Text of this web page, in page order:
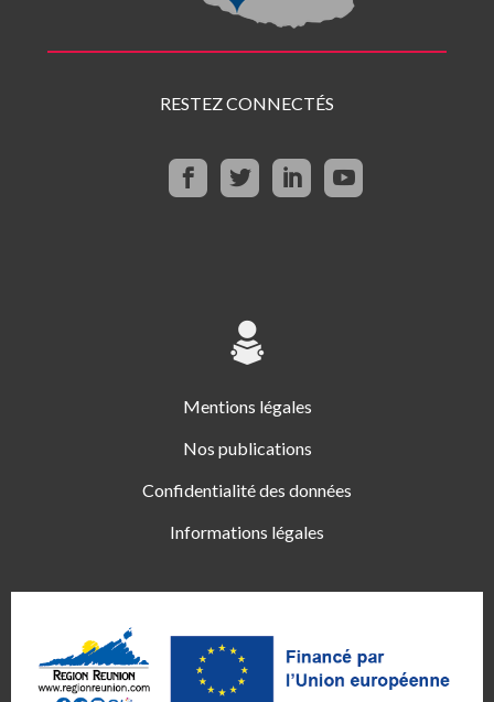
RESTEZ CONNECTÉS
Mentions légales
Nos publications
Confidentialité des données
Informations légales